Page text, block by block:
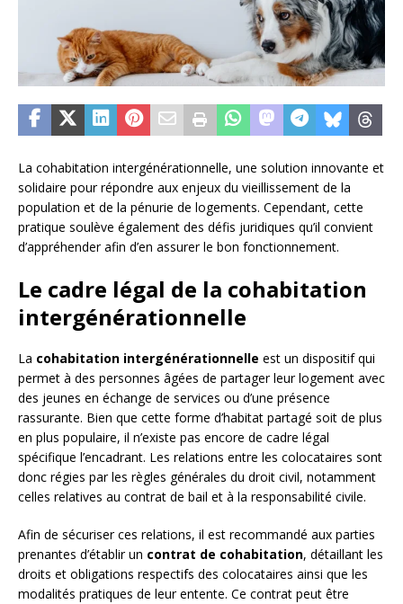
La cohabitation intergénérationnelle, une solution innovante et
solidaire pour répondre aux enjeux du vieillissement de la
population et de la pénurie de logements. Cependant, cette
pratique soulève également des défis juridiques qu’il convient
d’appréhender afin d’en assurer le bon fonctionnement.
Le cadre légal de la cohabitation
intergénérationnelle
La cohabitation intergénérationnelle est un dispositif qui
permet à des personnes âgées de partager leur logement avec
des jeunes en échange de services ou d’une présence
rassurante. Bien que cette forme d’habitat partagé soit de plus
en plus populaire, il n’existe pas encore de cadre légal
spécifique l’encadrant. Les relations entre les colocataires sont
donc régies par les règles générales du droit civil, notamment
celles relatives au contrat de bail et à la responsabilité civile.
Afin de sécuriser ces relations, il est recommandé aux parties
prenantes d’établir un contrat de cohabitation, détaillant les
droits et obligations respectifs des colocataires ainsi que les
modalités pratiques de leur entente. Ce contrat peut être